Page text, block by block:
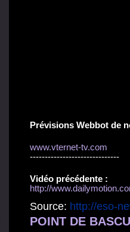
Prévisions Webbot de
www.vternet-tv.com
------------------------------
Vidéo précédente :
http://
Source: http://eso-
POINT DE